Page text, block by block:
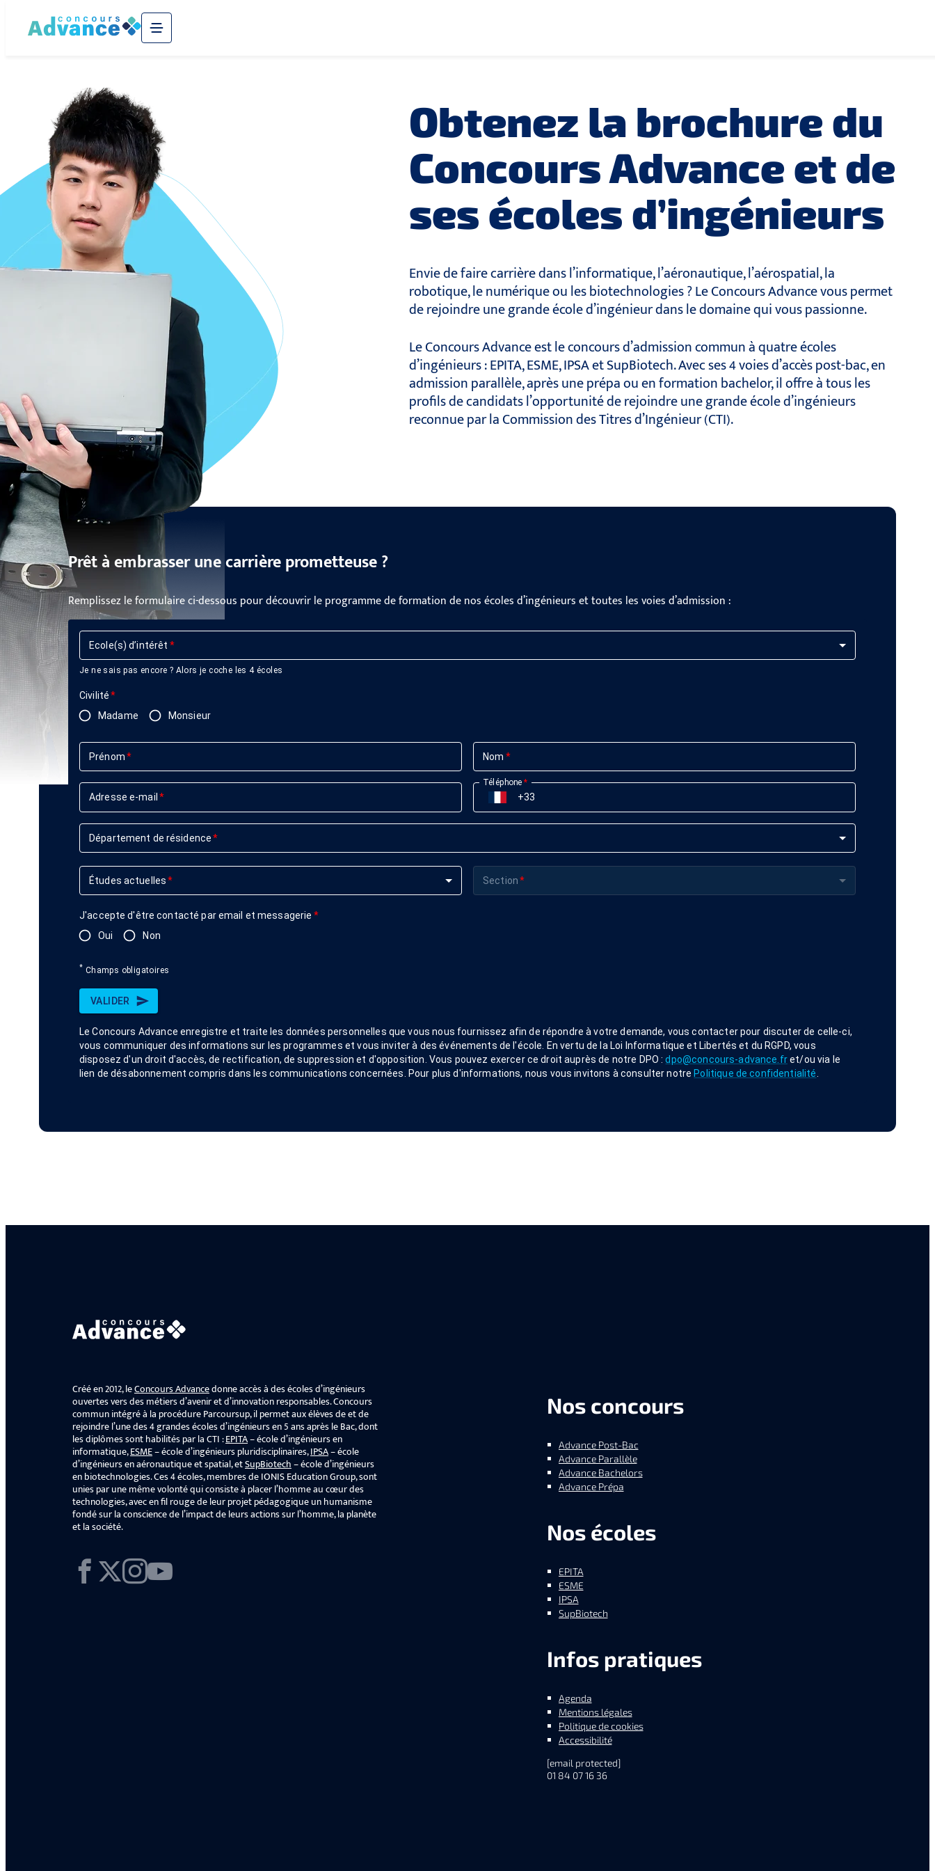
Obtenez la brochure du
Concours Advance et de
ses écoles d’ingénieurs
Envie de faire carrière dans l’informatique, l’aéronautique, l’aérospatial, la
robotique, le numérique ou les biotechnologies ? Le Concours Advance vous permet
de rejoindre une grande école d’ingénieur dans le domaine qui vous passionne.
Le Concours Advance est le concours d’admission commun à quatre écoles
d’ingénieurs : EPITA, ESME, IPSA et SupBiotech. Avec ses 4 voies d’accès post-bac, en
admission parallèle, après une prépa ou en formation bachelor, il offre à tous les
profils de candidats l’opportunité de rejoindre une grande école d’ingénieurs
reconnue par la Commission des Titres d’Ingénieur (CTI).
Prêt à embrasser une carrière prometteuse ?
Remplissez le formulaire ci-dessous pour découvrir le programme de formation de nos écoles d’ingénieurs et toutes les voies d’admission :
Créé en 2012, leConcours Advancedonne accès à des écoles d’ingénieurs
ouvertes vers des métiers d’avenir et d’innovation responsables. Concours
commun intégré à la procédure Parcoursup, il permet aux élèves de et de
rejoindre l’une des 4 grandes écoles d’ingénieurs en 5 ans après le Bac, dont
les diplômes sont habilités par la CTI :EPITA– école d’ingénieurs en
informatique,ESME– école d’ingénieurs pluridisciplinaires,IPSA– école
d’ingénieurs en aéronautique et spatial, etSupBiotech– école d’ingénieurs
en biotechnologies. Ces 4 écoles, membres de IONIS Education Group, sont
unies par une même volonté qui consiste à placer l’homme au cœur des
technologies, avec en fil rouge de leur projet pédagogique un humanisme
fondé sur la conscience de l’impact de leurs actions sur l’homme, la planète
et la société.
Facebook
X Instagram
YouTube
Nos concours
Advance Post-Bac
Advance Parallèle
Advance Bachelors
Advance Prépa
Nos écoles
EPITA
ESME
IPSA
SupBiotech
Infos pratiques
Agenda
Mentions légales
Politique de cookies
Accessibilité
[email protected]
01 84 07 16 36